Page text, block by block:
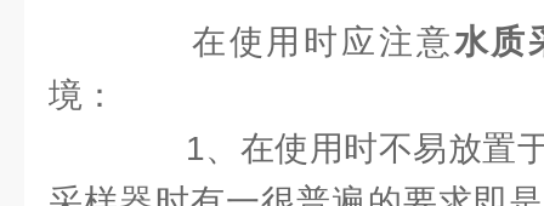
在使用时应注意水质
境：
1、在使用时不易放置于